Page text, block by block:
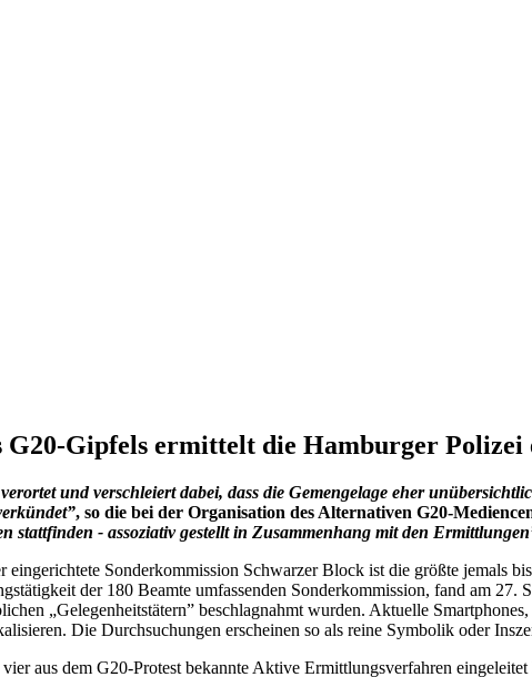
G20-Gipfels ermittelt die Hamburger
und verschleiert dabei, dass die Gemengelage eher
, so die bei der Organisation des Alternativen G20-
stattfinden - assoziativ gestellt in Zusammenhang mit den
Sonderkommission Schwarzer Block ist die größte jemals
der 180 Beamte umfassenden Sonderkommission, fand am 27.
„Gelegenheitstätern” beschlagnahmt wurden. Aktuelle Smartphones,
Die Durchsuchungen erscheinen so als reine Symbolik oder
aus dem G20-Protest bekannte Aktive Ermittlungsverfahren